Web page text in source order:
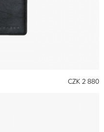
CZK 2 880